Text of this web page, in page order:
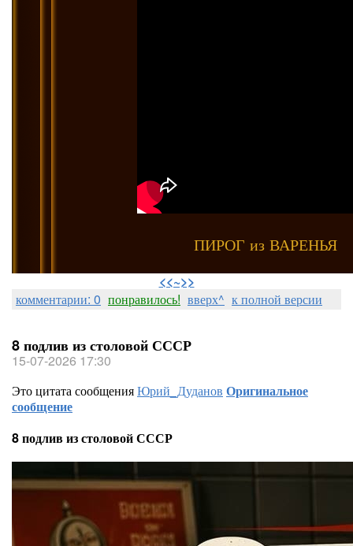
ПИРОГ из ВАРЕНЬЯ
<<~>>
комментарии: 0 понравилось! вверх^ к полной версии
8 подлив из столовой СССР
15-07-2026 17:30
Это цитата сообщенияЮрий_Дуданов Оригинальное
сообщение
8 подлив из столовой СССР